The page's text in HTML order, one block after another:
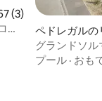
ー3件、5つ星中
(3)
ス
ー
ペドレガルの
グランドソ
8名様用
プール · おも